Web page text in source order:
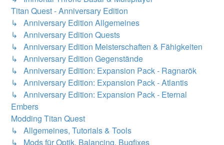
Titan Quest - Anniversary Edition
↳ Anniversary Edition Allgemeines
↳ Anniversary Edition Quests
↳ Anniversary Edition Meisterschaften & Fähigkeiten
↳ Anniversary Edition Gegenstände
↳ Anniversary Edition: Expansion Pack - Ragnarök
↳ Anniversary Edition: Expansion Pack - Atlantis
↳ Anniversary Edition: Expansion Pack - Eternal
Embers
Modding Titan Quest
↳ Allgemeines, Tutorials & Tools
↳ Mods für Optik, Balancing, Bugfixes